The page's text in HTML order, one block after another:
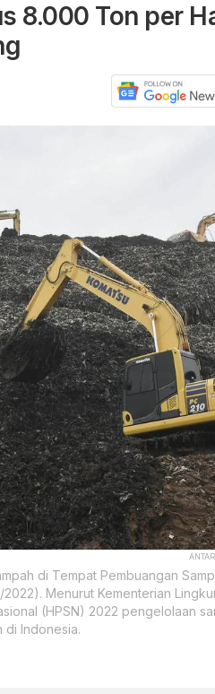
8.000 Ton per
di Tempat Pembuangan
Menurut Kementerian
(HPSN) 2022 pengelolaan
di Indonesia.